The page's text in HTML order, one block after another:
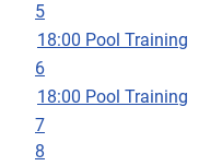
5
18:00 Pool Training
6
18:00 Pool Training
7
8